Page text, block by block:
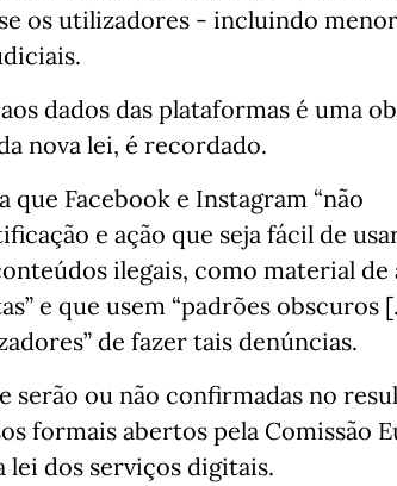
os utilizadores - incluindo
dados das plataformas é uma
nova lei, é recordado.
Facebook e Instagram “não
e ação que seja fácil de
ilegais, como material de
e que usem “padrões obscuros
de fazer tais denúncias.
serão ou não confirmadas no
formais abertos pela Comissão
lei dos serviços digitais.